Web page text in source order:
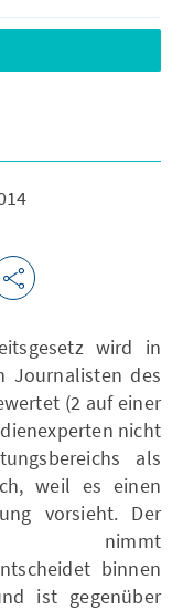
wird in
Journalisten des
(2 auf einer
nicht
als
weil es einen
vorsieht. Der
nimmt
binnen
ist gegenüber